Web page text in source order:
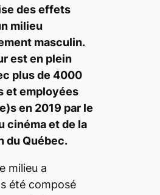
des effets
milieu
masculin.
est en plein
plus de 4000
et employées
en 2019 par le
cinéma et de la
du Québec.
milieu a
été composé